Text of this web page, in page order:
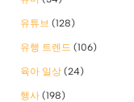
유튜브 (128)
유행 트렌드 (106)
육아 일상 (24)
행사 (198)